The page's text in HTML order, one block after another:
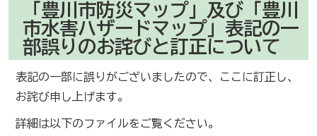
「豊川市防災マップ」及び「豊川
市水害ハザードマップ」表記の一
部誤りのお詫びと訂正について
表記の一部に誤りがございましたので、ここに訂正し、
お詫び申し上げます。
詳細は以下のファイルをご覧ください。